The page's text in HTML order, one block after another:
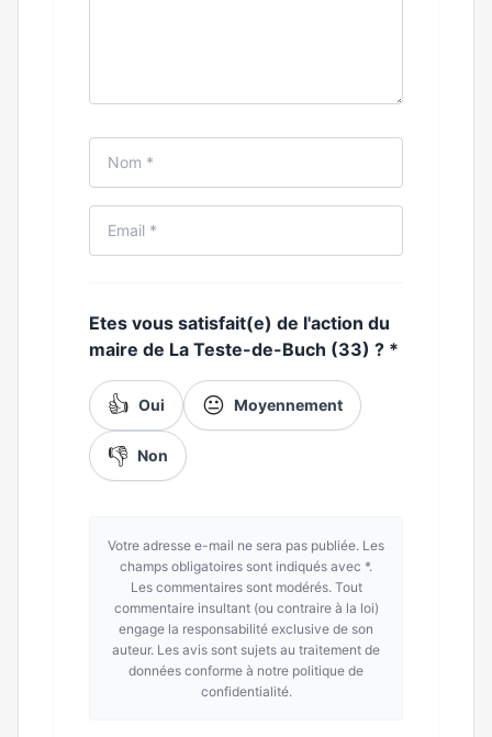
Etes vous satisfait(e) de l'action du
maire de La Teste-de-Buch (33) ? *
👍 Oui 😐 Moyennement
👎 Non
Votre adresse e-mail ne sera pas publiée. Les
champs obligatoires sont indiqués avec *.
Les commentaires sont modérés. Tout
commentaire insultant (ou contraire à la loi)
engage la responsabilité exclusive de son
auteur. Les avis sont sujets au traitement de
données conforme à notre politique de
confidentialité.